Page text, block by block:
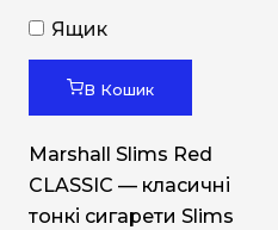
Ящик
В Кошик
Marshall Slims Red
CLASSIC — класичні
тонкі сигарети Slims